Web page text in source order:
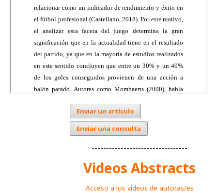
Enviar un artículo
Enviar una consulta
---------------------------------
Videos Abstracts
Acceso a los videos de autoras/es